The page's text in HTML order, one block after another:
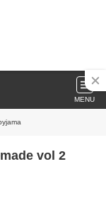
MENU
vol 2